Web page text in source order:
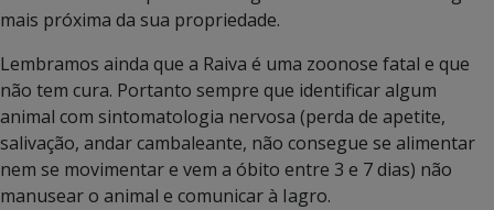
mais próxima da sua propriedade.
Lembramos ainda que a Raiva é uma zoonose fatal e que
não tem cura. Portanto sempre que identificar algum
animal com sintomatologia nervosa (perda de apetite,
salivação, andar cambaleante, não consegue se alimentar
nem se movimentar e vem a óbito entre 3 e 7 dias) não
manusear o animal e comunicar à Iagro.